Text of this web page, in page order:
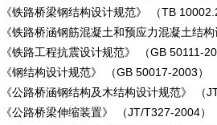
《铁路桥梁钢结构设计规范》 （TB
《铁路桥涵钢筋混凝土和预应力混凝土结
《铁路工程抗震设计规范》 （GB 50111-
《钢结构设计规范》 （GB 50017-2003）
《公路桥涵钢结构及木结构设计规范》 （
《公路桥梁伸缩装置》 （JT/T327-2004）